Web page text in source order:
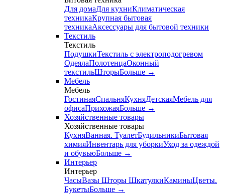
Для домаДля кухниКлиматическая
техникаКрупная бытовая
техникаАксессуары для бытовой техники
Текстиль
Текстиль
ПодушкиТекстиль с электроподогревом
ОдеялаПолотенцаОконный
текстильШторыБольше →
Мебель
Мебель
ГостинаяСпальняКухняДетскаяМебель для
офисаПрихожаяБольше →
Хозяйственные товары
Хозяйственные товары
КухняВанная. ТуалетБудильникиБытовая
химияИнвентарь для уборкиУход за одеждой
и обувьюБольше →
Интерьер
Интерьер
ЧасыВазы Шторы ШкатулкиКаминыЦветы.
БукетыБольше →